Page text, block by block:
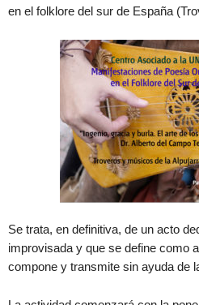
en el folklore del sur de España
Se trata, en definitiva, de un acto
improvisada y que se define como
compone y transmite sin ayuda de